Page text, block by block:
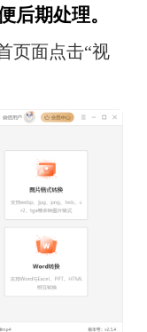
后期处理。
页面点击“视